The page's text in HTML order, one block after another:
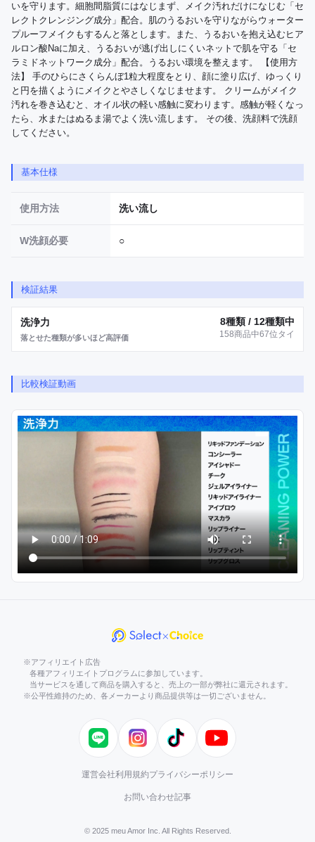
いを守ります。細胞間脂質にはなじまず、メイク汚れだけになじむ「セ
レクトクレンジング成分」配合。肌のうるおいを守りながらウォーター
プルーフメイクもするんと落とします。また、うるおいを抱え込むヒア
ルロン酸Naに加え、うるおいが逃げ出しにくいネットで肌を守る「セ
ラミドネットワーク成分」配合。うるおい環境を整えます。 【使用方
法】 手のひらにさくらんぼ1粒大程度をとり、顔に塗り広げ、ゆっくり
と円を描くようにメイクとやさしくなじませます。 クリームがメイク
汚れを巻き込むと、オイル状の軽い感触に変わります。感触が軽くなっ
たら、水またはぬるま湯でよく洗い流します。 その後、洗顔料で洗顔
してください。
基本仕様
使用方法 洗い流し
W洗顔必要 ○
検証結果
洗浄力
落とせた種類が多いほど高評価
8種類 / 12種類中
158商品中67位タイ
比較検証動画
※アフィリエイト広告
各種アフィリエイトプログラムに参加しています。
当サービスを通して商品を購入すると、売上の一部が弊社に還元されます。
※公平性維持のため、各メーカーより商品提供等は一切ございません。
LINE InstagramTikTok YouTube
運営会社利用規約プライバシーポリシー
お問い合わせ記事
© 2025 meu Amor Inc. All Rights Reserved.